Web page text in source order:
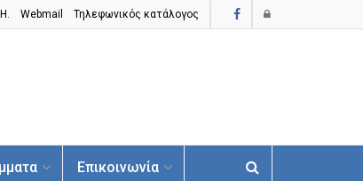
Webmail Τηλεφωνικός κατάλογος
Επικοινωνία